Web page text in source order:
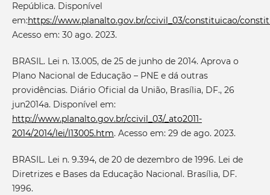
República. Disponível
em:https://www.planalto.gov.br/ccivil_03/constituicao/
Acesso em: 30 ago. 2023.
BRASIL. Lei n. 13.005, de 25 de junho de 2014. Aprova o
Plano Nacional de Educação – PNE e dá outras
providências. Diário Oficial da União, Brasília, DF., 26
jun2014a. Disponível em:
http://www.planalto.gov.br/ccivil_03/_ato2011-
2014/2014/lei/l13005.htm. Acesso em: 29 de ago. 2023.
BRASIL. Lei n. 9.394, de 20 de dezembro de 1996. Lei de
Diretrizes e Bases da Educação Nacional. Brasília, DF.
1996.